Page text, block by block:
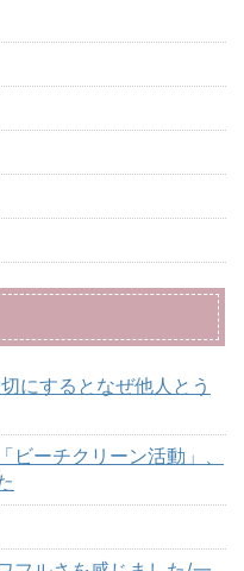
にするとなぜ他人とう
ーチクリーン活動」、